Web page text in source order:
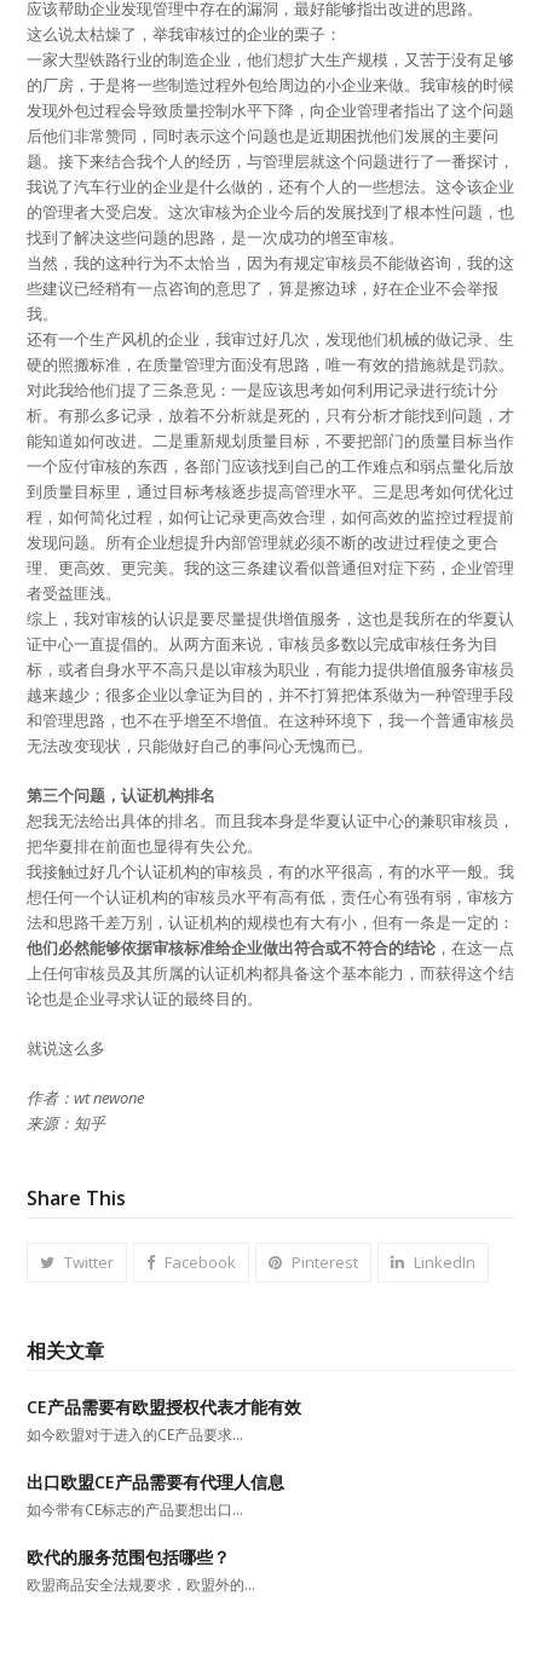
应该帮助企业发现管理中存在的漏洞，最好能够指出改进的思路。
这么说太枯燥了，举我审核过的企业的栗子：
一家大型铁路行业的制造企业，他们想扩大生产规模，又苦于没有足够
的厂房，于是将一些制造过程外包给周边的小企业来做。我审核的时候
发现外包过程会导致质量控制水平下降，向企业管理者指出了这个问题
后他们非常赞同，同时表示这个问题也是近期困扰他们发展的主要问
题。接下来结合我个人的经历，与管理层就这个问题进行了一番探讨，
我说了汽车行业的企业是什么做的，还有个人的一些想法。这令该企业
的管理者大受启发。这次审核为企业今后的发展找到了根本性问题，也
找到了解决这些问题的思路，是一次成功的增至审核。
当然，我的这种行为不太恰当，因为有规定审核员不能做咨询，我的这
些建议已经稍有一点咨询的意思了，算是擦边球，好在企业不会举报
我。
还有一个生产风机的企业，我审过好几次，发现他们机械的做记录、生
硬的照搬标准，在质量管理方面没有思路，唯一有效的措施就是罚款。
对此我给他们提了三条意见：一是应该思考如何利用记录进行统计分
析。有那么多记录，放着不分析就是死的，只有分析才能找到问题，才
能知道如何改进。二是重新规划质量目标，不要把部门的质量目标当作
一个应付审核的东西，各部门应该找到自己的工作难点和弱点量化后放
到质量目标里，通过目标考核逐步提高管理水平。三是思考如何优化过
程，如何简化过程，如何让记录更高效合理，如何高效的监控过程提前
发现问题。所有企业想提升内部管理就必须不断的改进过程使之更合
理、更高效、更完美。我的这三条建议看似普通但对症下药，企业管理
者受益匪浅。
综上，我对审核的认识是要尽量提供增值服务，这也是我所在的华夏认
证中心一直提倡的。从两方面来说，审核员多数以完成审核任务为目
标，或者自身水平不高只是以审核为职业，有能力提供增值服务审核员
越来越少；很多企业以拿证为目的，并不打算把体系做为一种管理手段
和管理思路，也不在乎增至不增值。在这种环境下，我一个普通审核员
无法改变现状，只能做好自己的事问心无愧而已。
第三个问题，认证机构排名
恕我无法给出具体的排名。而且我本身是华夏认证中心的兼职审核员，
把华夏排在前面也显得有失公允。
我接触过好几个认证机构的审核员，有的水平很高，有的水平一般。我
想任何一个认证机构的审核员水平有高有低，责任心有强有弱，审核方
法和思路千差万别，认证机构的规模也有大有小，但有一条是一定的：
他们必然能够依据审核标准给企业做出符合或不符合的结论 ，在这一点
上任何审核员及其所属的认证机构都具备这个基本能力，而获得这个结
论也是企业寻求认证的最终目的。
就说这么多
作者：wt newone
来源：知乎
Share This
Twitter Facebook Pinterest LinkedIn
相关文章
CE产品需要有欧盟授权代表才能有效
如今欧盟对于进入的CE产品要求…
出口欧盟CE产品需要有代理人信息
如今带有CE标志的产品要想出口…
欧代的服务范围包括哪些？
欧盟商品安全法规要求，欧盟外的…